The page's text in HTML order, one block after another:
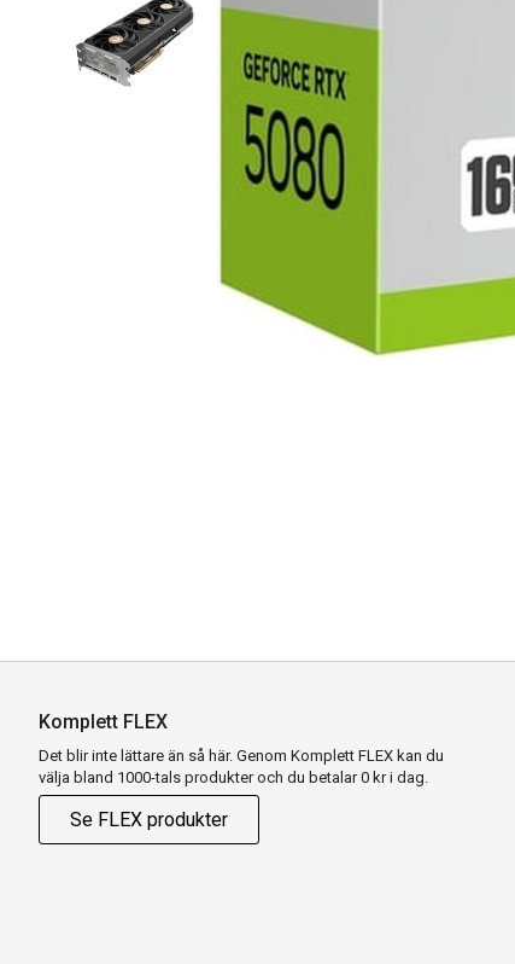
Komplett FLEX
Det blir inte lättare än så här. Genom Komplett FLEX kan du
välja bland 1000-tals produkter och du betalar 0 kr i dag.
Se FLEX produkter